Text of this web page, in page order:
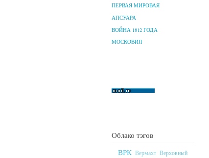
ПЕРВАЯ МИРОВАЯ
АПСУАРА
ВОЙНА 1812 ГОДА
МОСКОВИЯ
Облако тэгов
ВРК Вермахт Верховный